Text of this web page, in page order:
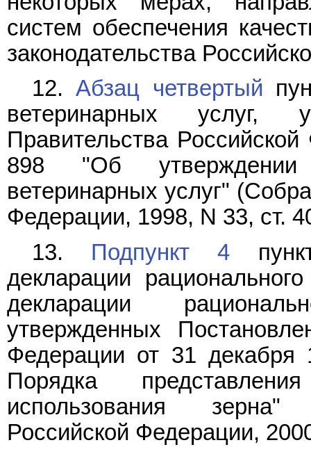
систем обеспечения
законодательства
12.Абзац четвертый
ветеринарных услуг,
Правительства
898 "Об
ветеринарных услуг"
Федерации, 1998, N 33, ст.
13. Подпункт 4
декларации
декларации
утвержденных
Федерации от 31
Порядка
использования зерна"
Российской Федерации,